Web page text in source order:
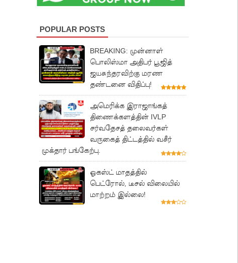
POPULAR POSTS
BREAKING: முன்னாள்
பொலிஸ்மா அதிபர் பூஜித்
ஜயசுந்தரவிற்கு மரண
தண்டனை விதிப்பு!
அமெரிக்க இராஜாங்கத்
திணைக்களத்தின் IVLP
சர்வதேசத் தலைவர்கள்
வருகைத் திட்டத்தில் வசீர்
முக்தார் பங்கேற்பு.
ஓகஸ்ட் மாதத்தில்
பெட்ரோல், டீசல் விலையில்
மாற்றம் இல்லை!